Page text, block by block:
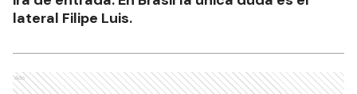
lateral Filipe Luis.
Ads